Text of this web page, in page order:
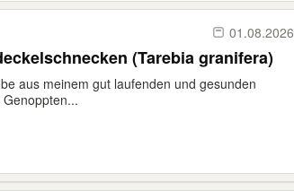
01.08.2026
(Tarebia granifera)
aus meinem gut laufenden und gesunden